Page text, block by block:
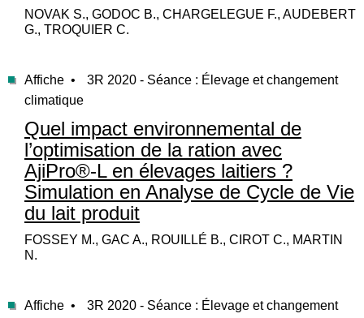
NOVAK S., GODOC B., CHARGELEGUE F., AUDEBERT
G., TROQUIER C.
Affiche •
3R 2020 - Séance : Élevage et changement
climatique
Quel impact environnemental de
l’optimisation de la ration avec
AjiPro®-L en élevages laitiers ?
Simulation en Analyse de Cycle de Vie
du lait produit
FOSSEY M., GAC A., ROUILLÉ B., CIROT C., MARTIN
N.
Affiche •
3R 2020 - Séance : Élevage et changement